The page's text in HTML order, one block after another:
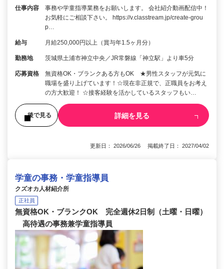
仕事内容
事務や学童指導業務をお願いします。 会社紹介動画配信中！
お気軽にご相談下さい。 https://v.classtream.jp/create-grou
p…
給与 月給250,000円以上（賞与年1.5ヶ月分）
勤務地 茨城県土浦市神立中央／JR常磐線「神立駅」より車5分
応募資格
無資格OK・ブランクある方もOK ★男性スタッフが元気に
職場を盛り上げています！☆現在非正規で、正職員をお考え
の方大歓迎！ ☆接客経験を活かしているスタッフもい…
後で見る 詳細を見る
更新日： 2026/06/26 掲載終了日： 2027/04/02
学童の事務・学童指導員
クズオカ人材紹介所
正社員
無資格OK・ブランクOK 完全週休2日制（土曜・日曜）
高待遇の事務兼学童指導員